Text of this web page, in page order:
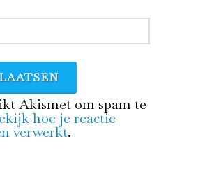
Akismet om spam te
hoe je reactie
verwerkt.